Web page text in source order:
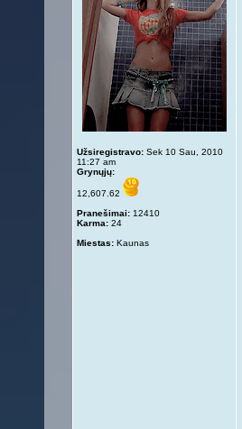
Užsiregistravo: Sek 10 Sau, 2010
11:27 am
Grynųjų:
12,607.62
Pranešimai: 12410
Karma: 24
Miestas: Kaunas